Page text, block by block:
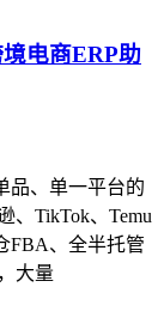
电商ERP助
品、单一平台的
、TikTok、Temu
FBA、全半托管
大量